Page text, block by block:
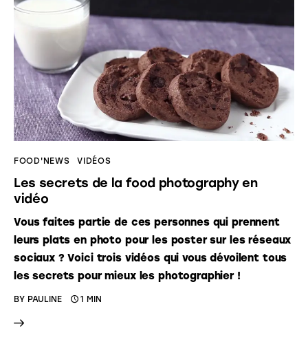
Food’Event
Food’Life
FOOD'NEWS VIDÉOS
Les secrets de la food photography en
vidéo
Vous faites partie de ces personnes qui prennent
leurs plats en photo pour les poster sur les réseaux
sociaux ? Voici trois vidéos qui vous dévoilent tous
les secrets pour mieux les photographier !
BY PAULINE 1 MIN